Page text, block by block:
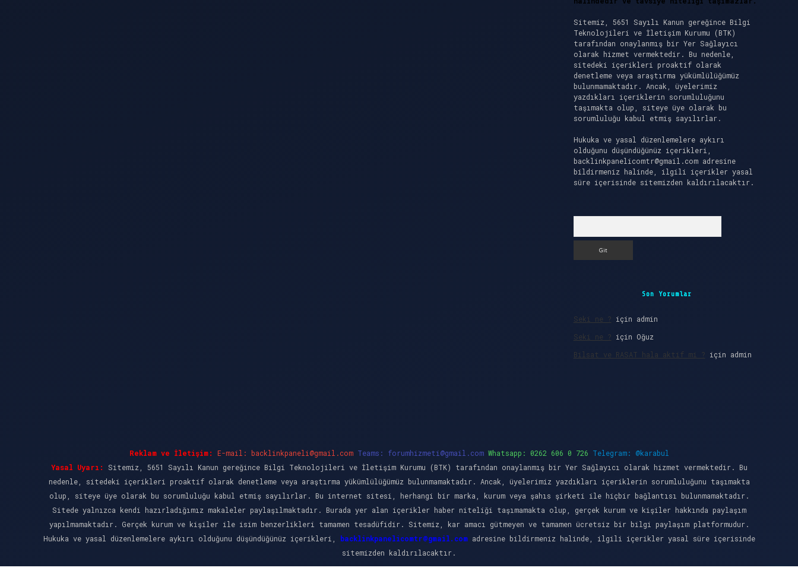
Sitemiz, 5651 Sayılı Kanun gereğince Bilgi
Teknolojileri ve İletişim Kurumu (BTK)
tarafından onaylanmış bir Yer Sağlayıcı
olarak hizmet vermektedir. Bu nedenle,
sitedeki içerikleri proaktif olarak
denetleme veya araştırma yükümlülüğümüz
bulunmamaktadır. Ancak, üyelerimiz
yazdıkları içeriklerin sorumluluğunu
taşımakta olup, siteye üye olarak bu
sorumluluğu kabul etmiş sayılırlar.
Hukuka ve yasal düzenlemelere aykırı
olduğunu düşündüğünüz içerikleri,
backlinkpanelicomtr@gmail.comadresine
bildirmeniz halinde, ilgili içerikler yasal
süre içerisinde sitemizden kaldırılacaktır.
Son Yorumlar
Seki ne ? için admin
Seki ne ? için Oğuz
Bilsat ve RASAT hala aktif mi ? için admin
Reklam ve İletişim: E-mail: backlinkpaneli@gmail.com Teams: forumhizmeti@gmail.com Whatsapp: 0262 606 0 726 Telegram: @karabul
Yasal Uyarı:
Sitemiz, 5651 Sayılı Kanun gereğince Bilgi Teknolojileri ve İletişim Kurumu (BTK) tarafından onaylanmış bir Yer Sağlayıcı olarak hizmet vermektedir. Bu
nedenle, sitedeki içerikleri proaktif olarak denetleme veya araştırma yükümlülüğümüz bulunmamaktadır. Ancak, üyelerimiz yazdıkları içeriklerin sorumluluğunu taşımakta
olup, siteye üye olarak bu sorumluluğu kabul etmiş sayılırlar. Bu internet sitesi, herhangi bir marka, kurum veya şahıs şirketi ile hiçbir bağlantısı bulunmamaktadır.
Sitede yalnızca kendi hazırladığımız makaleler paylaşılmaktadır. Burada yer alan içerikler haber niteliği taşımamakta olup, gerçek kurum ve kişiler hakkında paylaşım
yapılmamaktadır. Gerçek kurum ve kişiler ile isim benzerlikleri tamamen tesadüfidir. Sitemiz, kar amacı gütmeyen ve tamamen ücretsiz bir bilgi paylaşım platformudur.
Hukuka ve yasal düzenlemelere aykırı olduğunu düşündüğünüz içerikleri, backlinkpanelicomtr@gmail.comadresine bildirmeniz halinde, ilgili içerikler yasal süre içerisinde
sitemizden kaldırılacaktır.